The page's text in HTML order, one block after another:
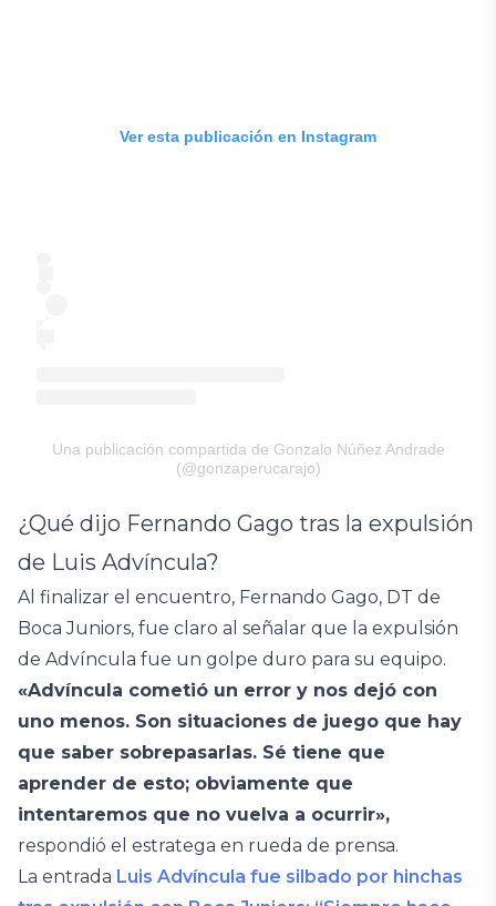
Ver esta publicación en Instagram
Una publicación compartida de Gonzalo Núñez Andrade
(@gonzaperucarajo)
¿Qué dijo Fernando Gago tras la expulsión
de Luis Advíncula?
Al finalizar el encuentro, Fernando Gago, DT de
Boca Juniors, fue claro al señalar que la expulsión
de Advíncula fue un golpe duro para su equipo.
«Advíncula cometió un error y nos dejó con
uno menos. Son situaciones de juego que hay
que saber sobrepasarlas. Sé tiene que
aprender de esto; obviamente que
intentaremos que no vuelva a ocurrir»,
respondió el estratega en rueda de prensa.
La entrada Luis Advíncula fue silbado por hinchas